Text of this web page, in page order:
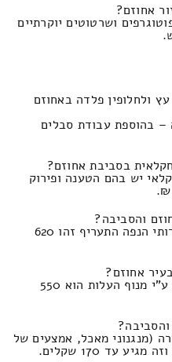
אחוזם?
ושרטוטים יוקרתיים
ולחלופין פלדה באחוזם
– בהוספת עבודת סבלים
בסביבת אחוזם?
יש בהם הטענה ופירוק
והסביבה?
עלות העברה של אריחים כולל שירותי הנפה התעריף זהו 620
אחוזם?
אפשרות העברה של ארונות מטבח ע"י מנוף העלות הוא 550
(מנגנוני מאכל, אמצעים של